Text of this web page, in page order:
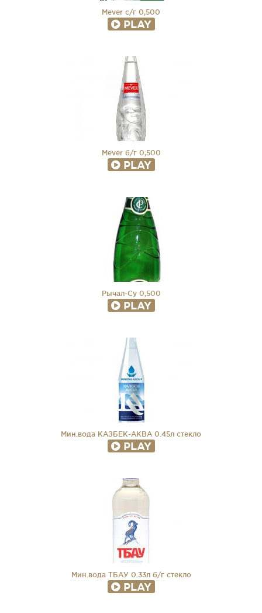
Mever с/г 0,500
PLAY
Mever б/г 0,500
PLAY
Рычал-Су 0,500
PLAY
Мин.вода КАЗБЕК-АКВА 0.45л стекло
PLAY
Мин.вода ТБАУ 0.33л б/г стекло
PLAY